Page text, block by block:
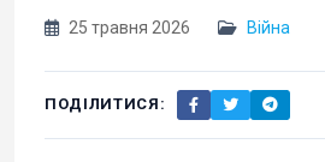
25 травня 2026 Війна
ПОДІЛИТИСЯ: